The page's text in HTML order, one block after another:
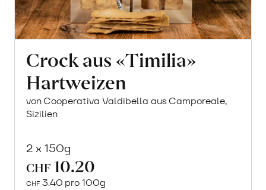
Crock aus «Timilia»
Hartweizen
von Cooperativa Valdibella aus Camporeale,
Sizilien
2 x 150g
CHF 10.20
CHF 3.40 pro 100g